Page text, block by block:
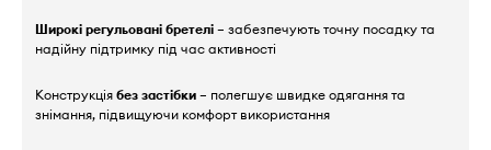
Широкі регульовані бретелі – забезпечують точну посадку та
надійну підтримку під час активності
Конструкція без застібки – полегшує швидке одягання та
знімання, підвищуючи комфорт використання